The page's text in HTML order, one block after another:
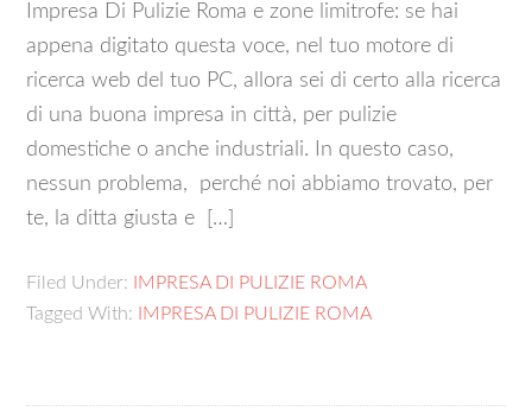
Impresa Di Pulizie Roma e zone limitrofe: se hai
appena digitato questa voce, nel tuo motore di
ricerca web del tuo PC, allora sei di certo alla ricerca
di una buona impresa in città, per pulizie
domestiche o anche industriali. In questo caso,
nessun problema, perché noi abbiamo trovato, per
te, la ditta giusta e […]
Filed Under:
IMPRESA DI PULIZIE ROMA
Tagged With:
IMPRESA DI PULIZIE ROMA